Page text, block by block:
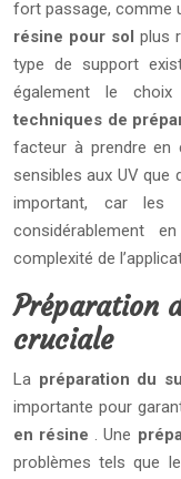
fort passage, comme
résine pour sol plus
type de support
également le
techniques de
facteur à prendre en
sensibles aux UV que
important, car les
considérablement
complexité de
Préparation
cruciale
La préparation du
importante pour
en résine . Une
problèmes tels que